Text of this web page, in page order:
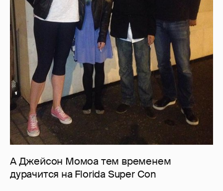
А Джейсон Момоа тем временем
дурачится на Florida Super Con